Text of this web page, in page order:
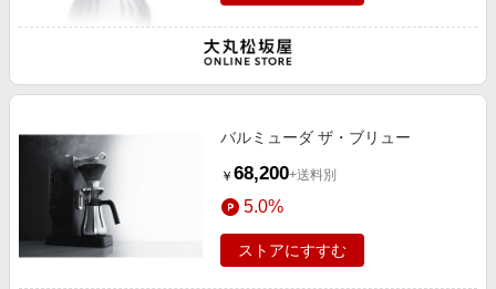
バルミューダ ザ・ブリュー
￥ 68,200+送料別
5.0%
ストアにすすむ